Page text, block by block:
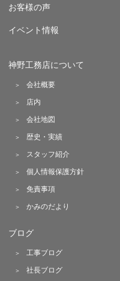
お客様の声
イベント情報
神野工務店について
会社概要
店内
会社地図
歴史・実績
スタッフ紹介
個人情報保護方針
免責事項
かみのだより
ブログ
工事ブログ
社長ブログ